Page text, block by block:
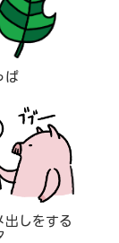
ぱ
出しをする